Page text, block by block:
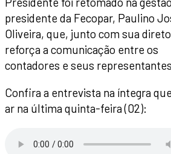
presidente da Fecopar, Paulino
Oliveira, que, junto com sua
reforça a comunicação entre os
contadores e seus
Confira a entrevista na íntegra
ar na última quinta-feira (02):